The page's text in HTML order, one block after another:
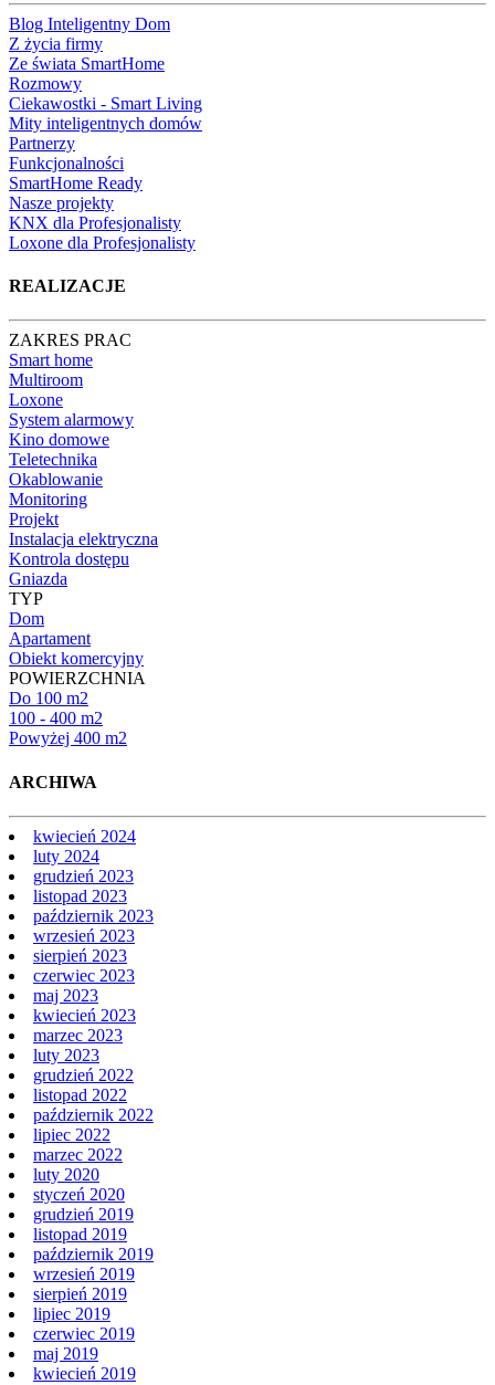
Blog Inteligentny Dom
Z życia firmy
Ze świata SmartHome
Rozmowy
Ciekawostki - Smart Living
Mity inteligentnych domów
Partnerzy
Funkcjonalności
SmartHome Ready
Nasze projekty
KNX dla Profesjonalisty
Loxone dla Profesjonalisty
REALIZACJE
ZAKRES PRAC
Smart home
Multiroom
Loxone
System alarmowy
Kino domowe
Teletechnika
Okablowanie
Monitoring
Projekt
Instalacja elektryczna
Kontrola dostępu
Gniazda
TYP
Dom
Apartament
Obiekt komercyjny
POWIERZCHNIA
Do 100 m2
100 - 400 m2
Powyżej 400 m2
ARCHIWA
kwiecień 2024
luty 2024
grudzień 2023
listopad 2023
październik 2023
wrzesień 2023
sierpień 2023
czerwiec 2023
maj 2023
kwiecień 2023
marzec 2023
luty 2023
grudzień 2022
listopad 2022
październik 2022
lipiec 2022
marzec 2022
luty 2020
styczeń 2020
grudzień 2019
listopad 2019
październik 2019
wrzesień 2019
sierpień 2019
lipiec 2019
czerwiec 2019
maj 2019
kwiecień 2019